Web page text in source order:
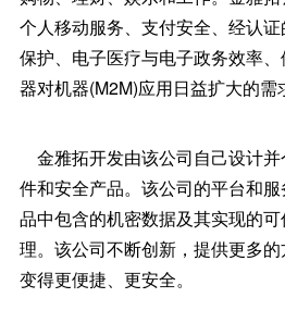
个人移动服务、支付安全、经认
保护、电子医疗与电子政务效率
器对机器(M2M)应用日益扩大的需
金雅拓开发由该公司自己设计
件和安全产品。该公司的平台和
品中包含的机密数据及其实现的
理。该公司不断创新，提供更多
变得更便捷、更安全。